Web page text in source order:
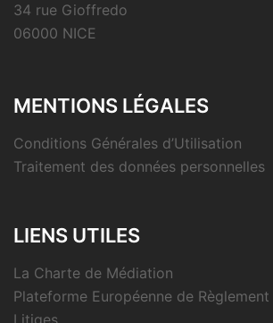
34 rue Gioffredo
06000 NICE
MENTIONS LÉGALES
Conditions Générales d’Utilisation
Traitement des données personnelles
LIENS UTILES
La Charte de Médiation
Plateforme Européenne de